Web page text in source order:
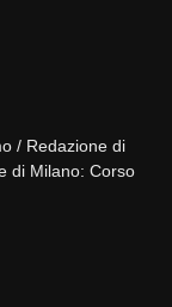
/ Redazione di
di Milano: Corso